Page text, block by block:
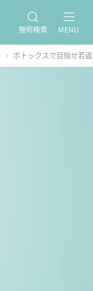
施術検索 MENU
ボトックスで目指せ若